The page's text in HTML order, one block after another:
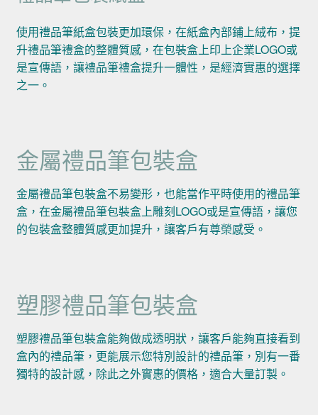
使用禮品筆紙盒包裝更加環保，在紙盒內部鋪上絨布，提
升禮品筆禮盒的整體質感，在包裝盒上印上企業LOGO或
是宣傳語，讓禮品筆禮盒提升一體性，是經濟實惠的選擇
之一。
金屬禮品筆包裝盒
金屬禮品筆包裝盒不易變形，也能當作平時使用的禮品筆
盒，在金屬禮品筆包裝盒上雕刻LOGO或是宣傳語，讓您
的包裝盒整體質感更加提升，讓客戶有尊榮感受。
塑膠禮品筆包裝盒
塑膠禮品筆包裝盒能夠做成透明狀，讓客戶能夠直接看到
盒內的禮品筆，更能展示您特別設計的禮品筆，別有一番
獨特的設計感，除此之外實惠的價格，適合大量訂製。